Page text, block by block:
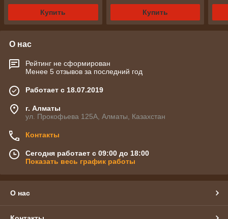
Купить Купить
О нас
Рейтинг не сформирован
Менее 5 отзывов за последний год
Работает с 18.07.2019
г. Алматы
ул. Прокофьева 125А, Алматы, Казахстан
Контакты
Сегодня работает с 09:00 до 18:00
Показать весь график работы
О нас